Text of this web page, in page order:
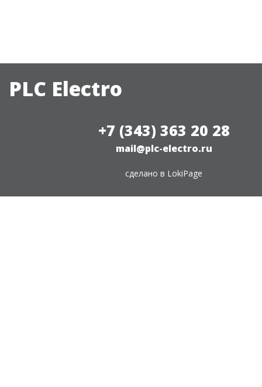
PLC Electro
+7 (343) 363 20 28
mail@plc-electro.ru
сделано в LokiPage